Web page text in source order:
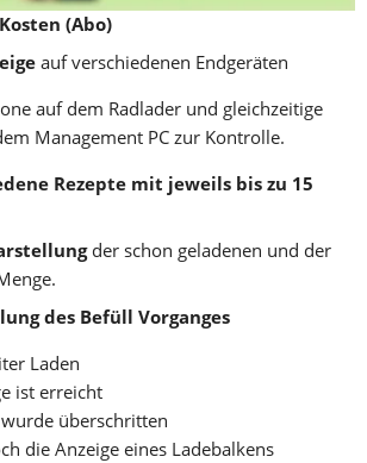
(Abo)
auf verschiedenen Endgeräten
auf dem Radlader und gleichzeitige
Management PC zur Kontrolle.
Rezepte mit jeweils bis zu 15
der schon geladenen und der
des Befüll Vorganges
Laden
ist erreicht
überschritten
die Anzeige eines Ladebalkens